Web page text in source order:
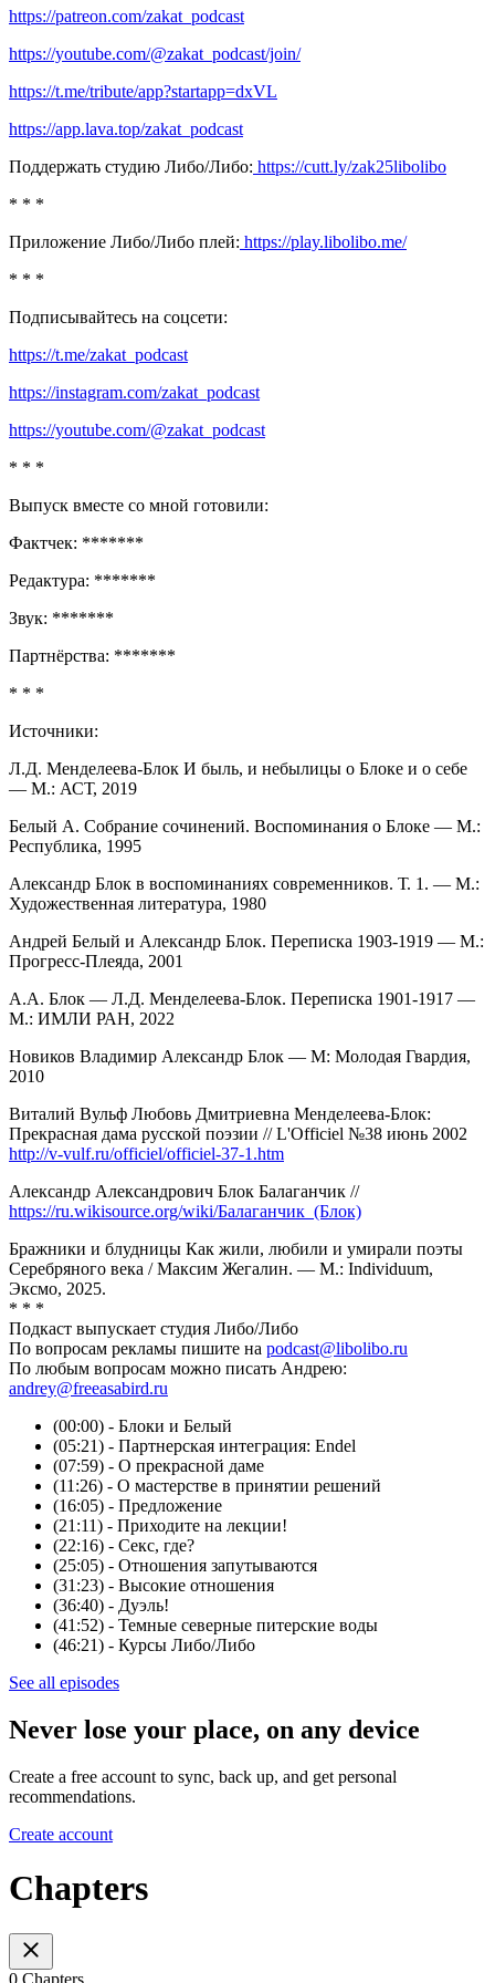
https://patreon.com/zakat_podcast
https://youtube.com/@zakat_podcast/join/
https://t.me/tribute/app?startapp=dxVL
https://app.lava.top/zakat_podcast
Поддержать студию Либо/Либо: https://cutt.ly/zak25libolibo
* * *
Приложение Либо/Либо плей: https://play.libolibo.me/
* * *
Подписывайтесь на соцсети:
https://t.me/zakat_podcast
https://instagram.com/zakat_podcast
https://youtube.com/@zakat_podcast
* * *
Выпуск вместе со мной готовили:
Фактчек: *******
Редактура: *******
Звук: *******
Партнёрства: *******
* * *
Источники:
Л.Д. Менделеева-Блок И быль, и небылицы о Блоке и о себе
— М.: АСТ, 2019
Белый А. Собрание сочинений. Воспоминания о Блоке — М.:
Республика, 1995
Александр Блок в воспоминаниях современников. Т. 1. — М.:
Художественная литература, 1980
Андрей Белый и Александр Блок. Переписка 1903-1919 — М.:
Прогресс-Плеяда, 2001
А.А. Блок — Л.Д. Менделеева-Блок. Переписка 1901-1917 —
М.: ИМЛИ РАН, 2022
Новиков Владимир Александр Блок — М: Молодая Гвардия,
2010
Виталий Вульф Любовь Дмитриевна Менделеева-Блок:
Прекрасная дама русской поэзии // L'Officiel №38 июнь 2002
http://v-vulf.ru/officiel/officiel-37-1.htm
Александр Александрович Блок Балаганчик //
https://ru.wikisource.org/wiki/Балаганчик_(Блок)
Бражники и блудницы Как жили, любили и умирали поэты
Серебряного века / Максим Жегалин. — М.: Individuum,
Эксмо, 2025.
* * *
Подкаст выпускает студия Либо/Либо
По вопросам рекламы пишите на podcast@libolibo.ru
По любым вопросам можно писать Андрею:
andrey@freeasabird.ru
(00:00) - Блоки и Белый
(05:21) - Партнерская интеграция: Endel
(07:59) - О прекрасной даме
(11:26) - О мастерстве в принятии решений
(16:05) - Предложение
(21:11) - Приходите на лекции!
(22:16) - Секс, где?
(25:05) - Отношения запутываются
(31:23) - Высокие отношения
(36:40) - Дуэль!
(41:52) - Темные северные питерские воды
(46:21) - Курсы Либо/Либо
See all episodes
Never lose your place, on any device
Create a free account to sync, back up, and get personal
recommendations.
Create account
Chapters
0 Chapters